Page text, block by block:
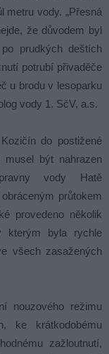
metru vody. „Přesná
že důvodem byl
prudkých deštích
potrubí přivaděče
u brodu v lesoparku
vody 1. SčV, a.s.
do postižené
být nahrazen
vody Hatě
průtokem
provedeno několik
kterým byla rychle
všech zasažených
nouzového režimu
ke krátkodobému
zažloutnutí,